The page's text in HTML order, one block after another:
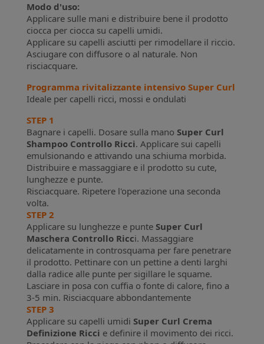
Modo d'uso:
Applicare sulle mani e distribuire bene il prodotto
ciocca per ciocca su capelli umidi.
Applicare su capelli asciutti per rimodellare il riccio.
Asciugare con diffusore o al naturale. Non
risciacquare.
Programma rivitalizzante intensivo Super Curl
Ideale per capelli ricci, mossi e ondulati
STEP 1
Bagnare i capelli. Dosare sulla mano Super Curl
Shampoo Controllo Ricci. Applicare sui capelli
emulsionando e attivando una schiuma morbida.
Distribuire e massaggiare e il prodotto su cute,
lunghezze e punte.
Risciacquare. Ripetere l'operazione una seconda
volta.
STEP 2
Applicare su lunghezze e punte Super Curl
Maschera Controllo Ricci. Massaggiare
delicatamente in controsquama per fare penetrare
il prodotto. Pettinare con un pettine a denti larghi
dalla radice alle punte per sigillare le squame.
Lasciare in posa con cuffia o fonte di calore, fino a
3-5 min. Risciacquare abbondantemente
STEP 3
Applicare su capelli umidi Super Curl Crema
Definizione Ricci e definire il movimento dei ricci.